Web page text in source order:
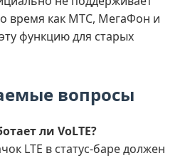
время как МТС, МегаФон и
функцию для старых
вопросы
ли VoLTE?
LTE в статус-баре должен